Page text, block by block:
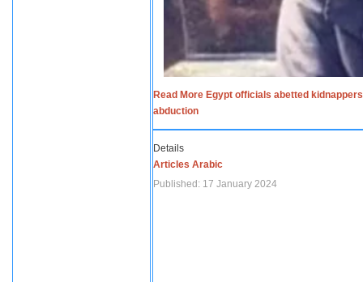
Read More Egypt officials abetted
abduction
Details
Articles Arabic
Published: 17 January 2024